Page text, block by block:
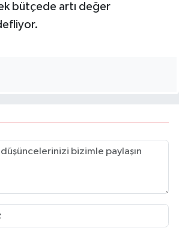
bütçede artı değer